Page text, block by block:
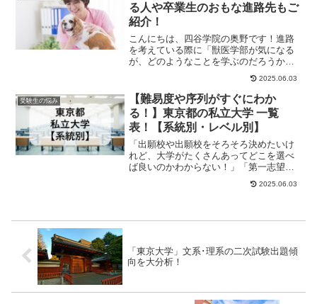
る人や卒業生のおもな進路先もご
紹介！
こんにちは、四谷学院の奥野です！進路
を考えている際に「獣医学部が気になる
が、どのようなことを学ぶのだろうか」
「自分に向いているのか」などと考えた
2025.06.03
受験生の悩み
【難易度や序列がすぐにわか
る！】東京都の私立大学 一覧
表！【系統別・レベル別】
「出願校や出願校をそろそろ決めたいけ
れど、大学がたくさんあってどこを選べ
ば良いのかわからない！」「第一志望は
決まった！でも、併願先はどこにすれば
2025.06.03
「東京大学」文系･理系の二次試験出題傾
向を大分析！